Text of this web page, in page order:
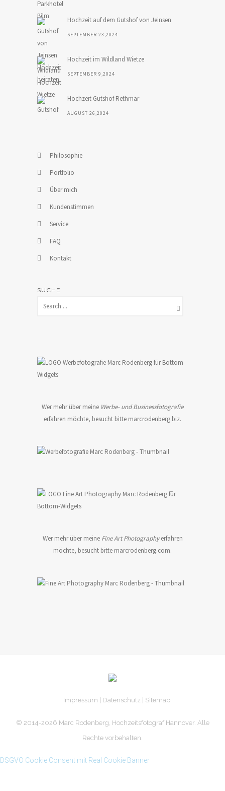
Hochzeit auf dem Gutshof von Jeinsen
SEPTEMBER 23,2024
Hochzeit im Wildland Wietze
SEPTEMBER 9,2024
Hochzeit Gutshof Rethmar
AUGUST 26,2024
Philosophie
Portfolio
Über mich
Kundenstimmen
Service
FAQ
Kontakt
SUCHE
Wer mehr über meine Werbe- und Businessfotografie
erfahren möchte, besucht bitte marcrodenberg.biz.
Wer mehr über meine Fine Art Photographyerfahren
möchte, besucht bitte marcrodenberg.com.
Impressum Datenschutz Sitemap
© 2014-2026 Marc Rodenberg, Hochzeitsfotograf Hannover. Alle
Rechte vorbehalten.
DSGVO Cookie Consent mit Real Cookie Banner